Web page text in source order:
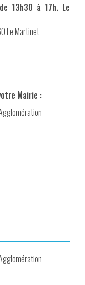
13h30 à 17h. Le
Le Martinet
Mairie :